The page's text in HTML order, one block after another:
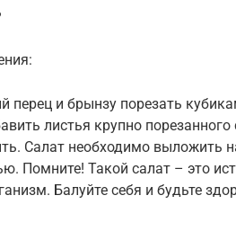
перец и брынзу порезать
листья крупно
Салат необходимо выложить
Помните! Такой салат – это
Балуйте себя и будьте